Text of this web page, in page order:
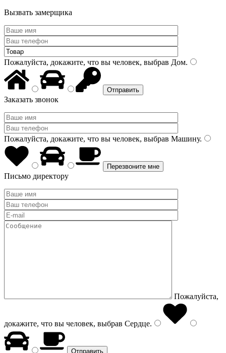
Вызвать замерщика
Пожалуйста, докажите, что вы человек, выбрав Дом.
Заказать звонок
Пожалуйста, докажите, что вы человек, выбрав Машину.
Письмо директору
Пожалуйста,
докажите, что вы человек, выбрав Сердце.